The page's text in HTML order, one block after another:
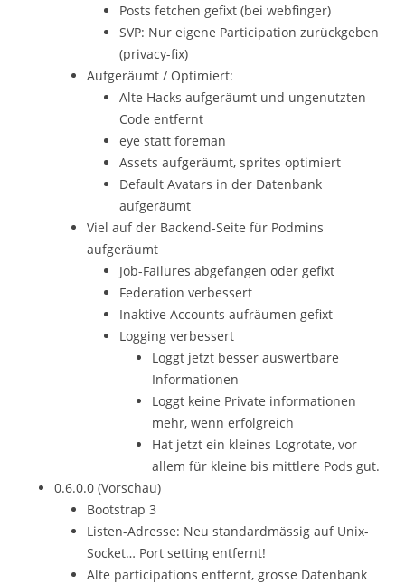
Posts fetchen gefixt (bei webfinger)
SVP: Nur eigene Participation zurückgeben
(privacy-fix)
Aufgeräumt / Optimiert:
Alte Hacks aufgeräumt und ungenutzten
Code entfernt
eye statt foreman
Assets aufgeräumt, sprites optimiert
Default Avatars in der Datenbank
aufgeräumt
Viel auf der Backend-Seite für Podmins
aufgeräumt
Job-Failures abgefangen oder gefixt
Federation verbessert
Inaktive Accounts aufräumen gefixt
Logging verbessert
Loggt jetzt besser auswertbare
Informationen
Loggt keine Private informationen
mehr, wenn erfolgreich
Hat jetzt ein kleines Logrotate, vor
allem für kleine bis mittlere Pods gut.
0.6.0.0 (Vorschau)
Bootstrap 3
Listen-Adresse: Neu standardmässig auf Unix-
Socket… Port setting entfernt!
Alte participations entfernt, grosse Datenbank